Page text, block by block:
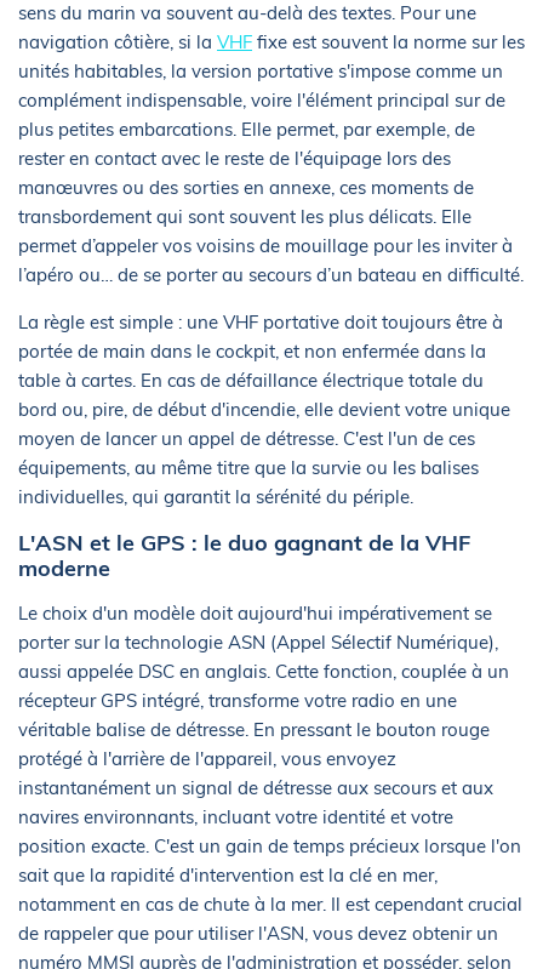
sens du marin va souvent au-delà des textes. Pour une
navigation côtière, si la VHF fixe est souvent la norme sur les
unités habitables, la version portative s'impose comme un
complément indispensable, voire l'élément principal sur de
plus petites embarcations. Elle permet, par exemple, de
rester en contact avec le reste de l'équipage lors des
manœuvres ou des sorties en annexe, ces moments de
transbordement qui sont souvent les plus délicats. Elle
permet d’appeler vos voisins de mouillage pour les inviter à
l’apéro ou… de se porter au secours d’un bateau en difficulté.
La règle est simple : une VHF portative doit toujours être à
portée de main dans le cockpit, et non enfermée dans la
table à cartes. En cas de défaillance électrique totale du
bord ou, pire, de début d'incendie, elle devient votre unique
moyen de lancer un appel de détresse. C'est l'un de ces
équipements, au même titre que la survie ou les balises
individuelles, qui garantit la sérénité du périple.
L'ASN et le GPS : le duo gagnant de la VHF
moderne
Le choix d'un modèle doit aujourd'hui impérativement se
porter sur la technologie ASN (Appel Sélectif Numérique),
aussi appelée DSC en anglais. Cette fonction, couplée à un
récepteur GPS intégré, transforme votre radio en une
véritable balise de détresse. En pressant le bouton rouge
protégé à l'arrière de l'appareil, vous envoyez
instantanément un signal de détresse aux secours et aux
navires environnants, incluant votre identité et votre
position exacte. C'est un gain de temps précieux lorsque l'on
sait que la rapidité d'intervention est la clé en mer,
notamment en cas de chute à la mer. Il est cependant crucial
de rappeler que pour utiliser l'ASN, vous devez obtenir un
numéro MMSI auprès de l'administration et posséder, selon